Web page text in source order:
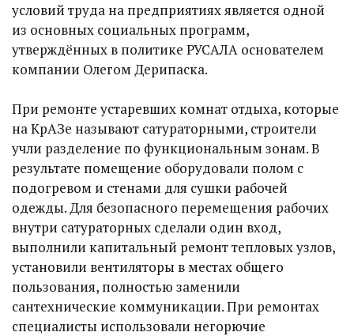
условий труда на предприятиях является одной
из основных социальных программ,
утверждённых в политике РУСАЛА основателем
компании Олегом Дерипаска.
При ремонте устаревших комнат отдыха, которые
на КрАЗе называют сатураторными, строители
учли разделение по функциональным зонам. В
результате помещение оборудовали полом с
подогревом и стенами для сушки рабочей
одежды. Для безопасного перемещения рабочих
внутри сатураторных сделали один вход,
выполнили капитальный ремонт тепловых узлов,
установили вентиляторы в местах общего
пользования, полностью заменили
сантехнические коммуникации. При ремонтах
специалисты использовали негорючие